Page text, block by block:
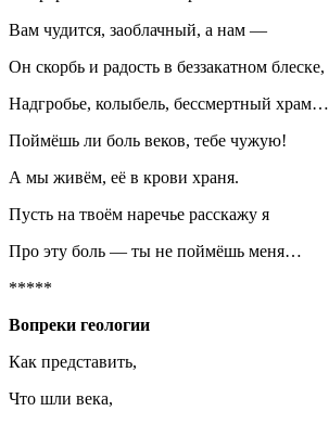
Вам чудится, заоблачный, а нам —
Он скорбь и радость в беззакатном блеске,
Надгробье, колыбель, бессмертный храм…
Поймёшь ли боль веков, тебе чужую!
А мы живём, её в крови храня.
Пусть на твоём наречье расскажу я
Про эту боль — ты не поймёшь меня…
*****
Вопреки геологии
Как представить,
Что шли века,